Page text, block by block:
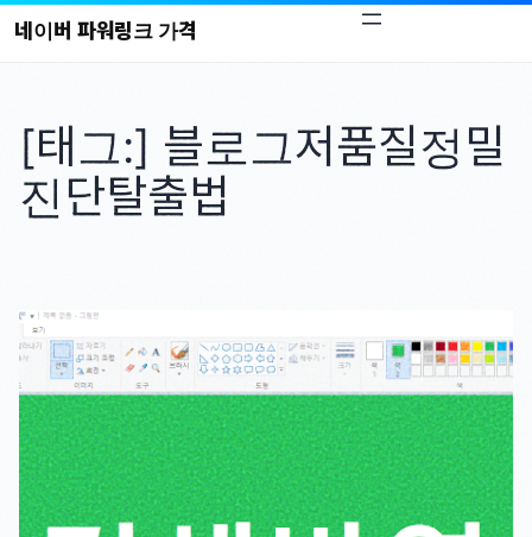
콘
가
네이버 파워링크 가격
[태그:] 블로그저품질정밀
진단탈출법